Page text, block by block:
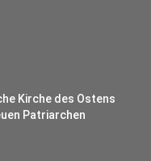
Kirche des Ostens
Patriarchen